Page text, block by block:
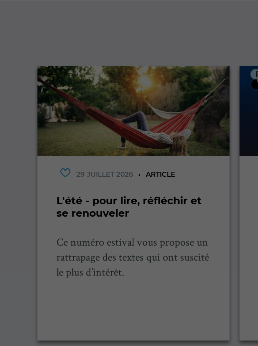
29 JUILLET 2026 ARTICLE
L'été - pour lire, réfléchir et
se renouveler
Ce numéro estival vous propose un
rattrapage des textes qui ont suscité
le plus d’intérêt.